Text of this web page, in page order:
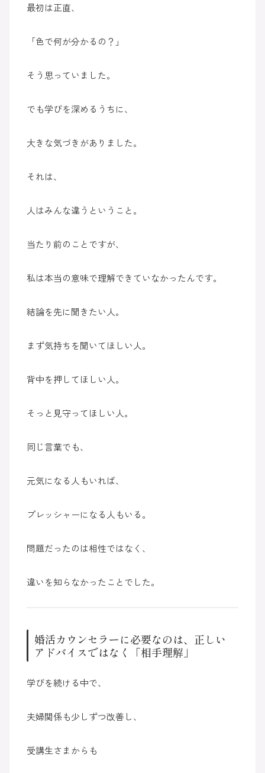
最初は正直、
「色で何が分かるの？」
そう思っていました。
でも学びを深めるうちに、
大きな気づきがありました。
それは、
人はみんな違うということ。
当たり前のことですが、
私は本当の意味で理解できていなかったんです。
結論を先に聞きたい人。
まず気持ちを聞いてほしい人。
背中を押してほしい人。
そっと見守ってほしい人。
同じ言葉でも、
元気になる人もいれば、
プレッシャーになる人もいる。
問題だったのは相性ではなく、
違いを知らなかったことでした。
婚活カウンセラーに必要なのは、正しい
アドバイスではなく「相手理解」
学びを続ける中で、
夫婦関係も少しずつ改善し、
受講生さまからも